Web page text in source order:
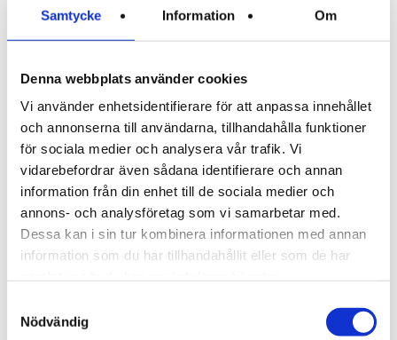
Samtycke Information Om
Denna webbplats använder cookies
Vi använder enhetsidentifierare för att anpassa innehållet
och annonserna till användarna, tillhandahålla funktioner
för sociala medier och analysera vår trafik. Vi
vidarebefordrar även sådana identifierare och annan
information från din enhet till de sociala medier och
annons- och analysföretag som vi samarbetar med.
Dessa kan i sin tur kombinera informationen med annan
information som du har tillhandahållit eller som de har
Nödvändig
Sundbyberg, Danderyd och fler områden. Oavsett
var du bor får du snabb, säker och professionell
Få hjälp med elen
Kontakta oss redan idag så hjälper vi dig snabbt.